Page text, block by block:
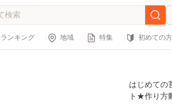
ランキング 地域 特集 初めての方
はじめての
ト★作り方